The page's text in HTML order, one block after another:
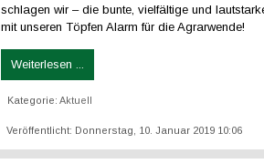
schlagen wir – die bunte, vielfältige und
mit unseren Töpfen Alarm für die Agrarwende!
Weiterlesen ...
Kategorie: Aktuell
Veröffentlicht: Donnerstag, 10. Januar 2019 10:06